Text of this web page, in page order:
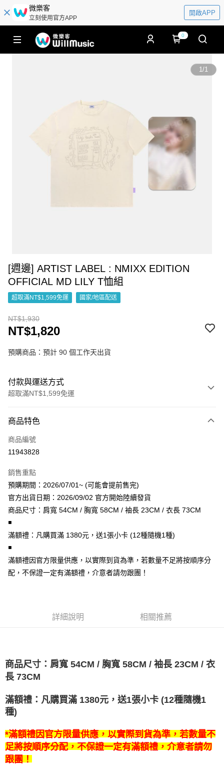
微樂客
立刻使用官方APP
開啟APP
0
1/1
[週邊] ARTIST LABEL : NMIXX EDITION
OFFICIAL MD LILY T恤組
超取滿NT$1,599免運 國家/地區配送
NT$1,930
NT$1,820
預購商品：預計 90 個工作天出貨
付款與運送方式
超取滿NT$1,599免運
信用卡一次付款
超商取貨付款
Apple Pay
街口支付
悠遊付
AFTEE先享後付
相關說明
【關於「AFTEE先享後付」】
AFTEE先享後付是「在收到商品之後才付款」的支付方式。 讓您購物簡單
３．收到繳費通知簡訊後14天內，點擊此簡訊中的連結，可透過四大超商／
ATM／網路銀行／等多元方式進行付款，方視為交易完成。
※ 請注意：結帳手續完成當下不需立刻繳費，但若您需要取消訂單，請聯絡
後付繳納相關費用。
※ 交易是否成功請以「AFTEE先享後付 」之結帳頁面顯示為準，若有關於
是否繳費成功／繳費後需取消欲退款等相關疑問，請聯繫「AFTEE先享後付
【注意事項】
１．透過由恩沛科技股份有限公司提供之「AFTEE先享後付」服務完成之交
易，需依本服務之必要範圍內提供個人資料，並將交易相關給付款項請求債
ATM付款
7-11取貨付款
付款後7-11取貨
新竹貨運
每筆NT$90
商品特色
商品編號
11943828
銷售重點
預購期間：2026/07/01~ (可能會提前售完)
官方出貨日期：2026/09/02 官方開始陸續發貨
商品尺寸：肩寬 54CM / 胸寬 58CM / 袖長 23CM / 衣長 73CM
◾
️滿額禮：凡購買滿 1380元，送1張小卡 (12種隨機1種)
◾
️滿額禮因官方限量供應，以實際到貨為準，若數量不足將按順序分
配，不保證一定有滿額禮，介意者請勿跟團！
詳細說明 相關推薦
商品尺寸：肩寬 54CM / 胸寬 58CM / 袖長 23CM / 衣
長 73CM
滿額禮：凡購買滿 1380元，送1張小卡 (12種隨機1
種)
*滿額禮因官方限量供應，以實際到貨為準，若數量不
足將按順序分配，不保證一定有滿額禮，介意者請勿
跟團！